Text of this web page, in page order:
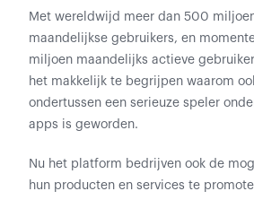
Met wereldwijd meer dan 500
maandelijkse gebruikers, en
miljoen maandelijks actieve
het makkelijk te begrijpen waarom
ondertussen een serieuze speler
apps is geworden.
Nu het platform bedrijven ook de
hun producten en services te